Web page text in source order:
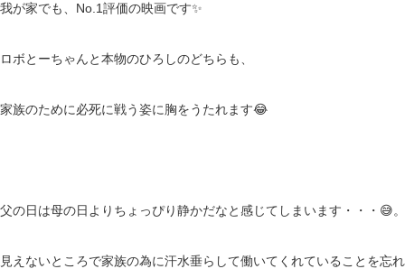
我が家でも、No.1評価の映画です✨
ロボとーちゃんと本物のひろしのどちらも、
家族のために必死に戦う姿に胸をうたれます😂
父の日は母の日よりちょっぴり静かだなと感じてしまいます・・・😅。
見えないところで家族の為に汗水垂らして働いてくれていることを忘